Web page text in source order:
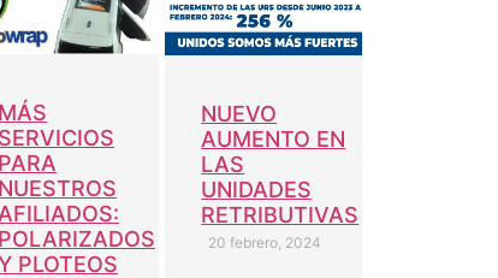
MÁS
SERVICIOS
PARA
NUESTROS
AFILIADOS:
POLARIZADOS
PLOTEOS
NUEVO
AUMENTO EN
LAS
UNIDADES
RETRIBUTIVAS
20 febrero, 2024